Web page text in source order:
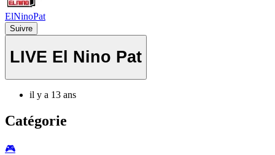
ElNinoPat
Suivre
LIVE El Nino Pat
il y a 13 ans
Catégorie
🎮️